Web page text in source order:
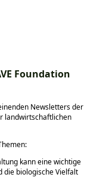
Foundation
Newsletters der
landwirtschaftlichen
kann eine wichtige
die biologische Vielfalt